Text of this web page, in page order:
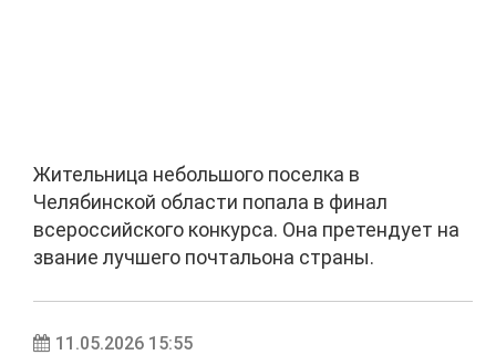
Жительница небольшого поселка в
Челябинской области попала в финал
всероссийского конкурса. Она претендует на
звание лучшего почтальона страны.
11.05.2026 15:55